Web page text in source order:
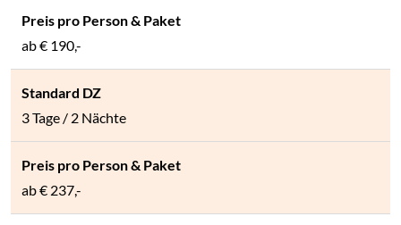
ab€ 190,-
3 Tage / 2 Nächte
ab€ 237,-